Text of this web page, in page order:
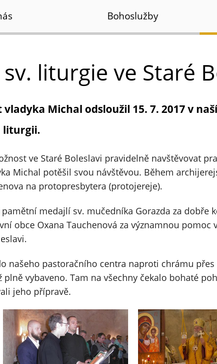
Bohoslužby
liturgie ve Staré
Michal odsloužil 15. 7. 2017 v
liturgii.
ve Staré Boleslavi pravidelně navštěvovat
Michal potěšil svou návštěvou. Během
na protopresbytera (protojereje).
medajlí sv. mučedníka Gorazda za dobře
obce Oxana Tauchenová za významnou pomoc
našeho pastoračního centra naproti chrámu
vybaveno. Tam na všechny čekalo bohaté
jeho přípravě.